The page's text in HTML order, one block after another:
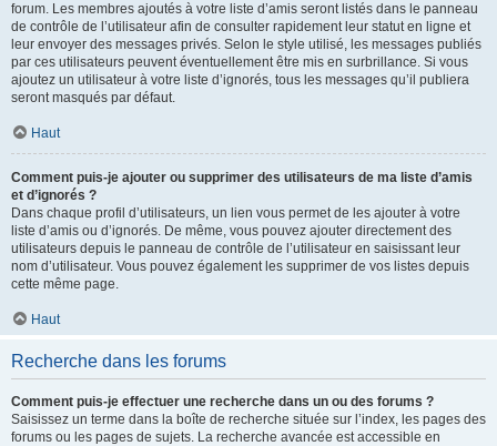
forum. Les membres ajoutés à votre liste d’amis seront listés dans le panneau
de contrôle de l’utilisateur afin de consulter rapidement leur statut en ligne et
leur envoyer des messages privés. Selon le style utilisé, les messages publiés
par ces utilisateurs peuvent éventuellement être mis en surbrillance. Si vous
ajoutez un utilisateur à votre liste d’ignorés, tous les messages qu’il publiera
seront masqués par défaut.
Haut
Comment puis-je ajouter ou supprimer des utilisateurs de ma liste d’amis
et d’ignorés ?
Dans chaque profil d’utilisateurs, un lien vous permet de les ajouter à votre
liste d’amis ou d’ignorés. De même, vous pouvez ajouter directement des
utilisateurs depuis le panneau de contrôle de l’utilisateur en saisissant leur
nom d’utilisateur. Vous pouvez également les supprimer de vos listes depuis
cette même page.
Haut
Recherche dans les forums
Comment puis-je effectuer une recherche dans un ou des forums ?
Saisissez un terme dans la boîte de recherche située sur l’index, les pages des
forums ou les pages de sujets. La recherche avancée est accessible en